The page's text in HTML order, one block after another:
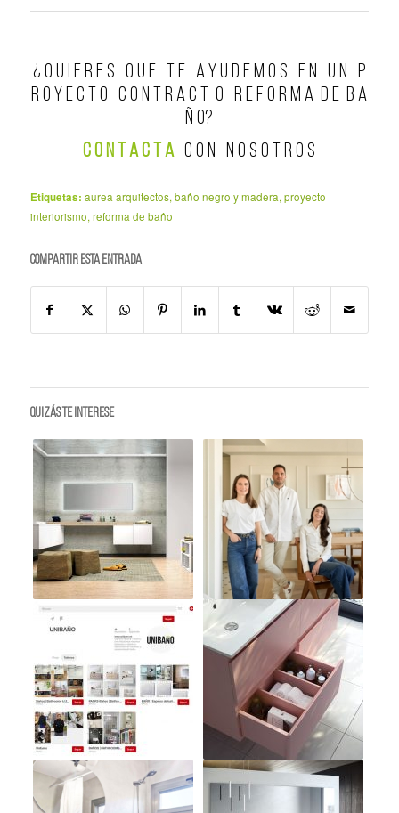
¿ Q U I E R E S Q U E T E A Y U D E M O S E N U N P
R O Y E C T O C O N T R A C T O R E F O R M A D E B A
Ñ O?
C O N T A C T AC O N N O S O T R O S
Etiquetas: aurea arquitectos, baño negro y madera, proyecto
interiorismo, reforma de baño
Compartir esta entrada
Quizás te interese